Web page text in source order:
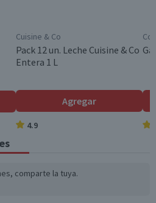
Cuisine & Co
Pack 12 un. Leche Cuisine & Co
Entera 1 L
Agregar
4.9
comparte la tuya.